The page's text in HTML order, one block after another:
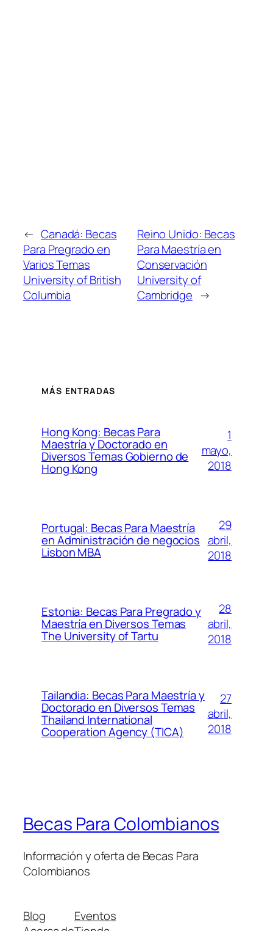
← Canadá: Becas
Para Pregrado en
Varios Temas
University of British
Columbia
Reino Unido: Becas
Para Maestría en
Conservación
University of
Cambridge →
MÁS ENTRADAS
Hong Kong: Becas Para
Maestría y Doctorado en
Diversos Temas Gobierno de
Hong Kong
1
mayo,
2018
Portugal: Becas Para Maestría
en Administración de negocios
Lisbon MBA
29
abril,
2018
Estonia: Becas Para Pregrado y
Maestría en Diversos Temas
The University of Tartu
28
abril,
2018
Tailandia: Becas Para Maestría y
Doctorado en Diversos Temas
Thailand International
Cooperation Agency (TICA)
27
abril,
2018
Becas Para Colombianos
Información y oferta de Becas Para
Colombianos
Blog
Eventos